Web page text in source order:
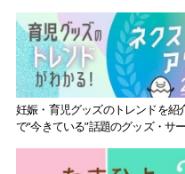
妊娠・育児グッズのトレンドを紹
で“今きている”話題のグッズ・サ